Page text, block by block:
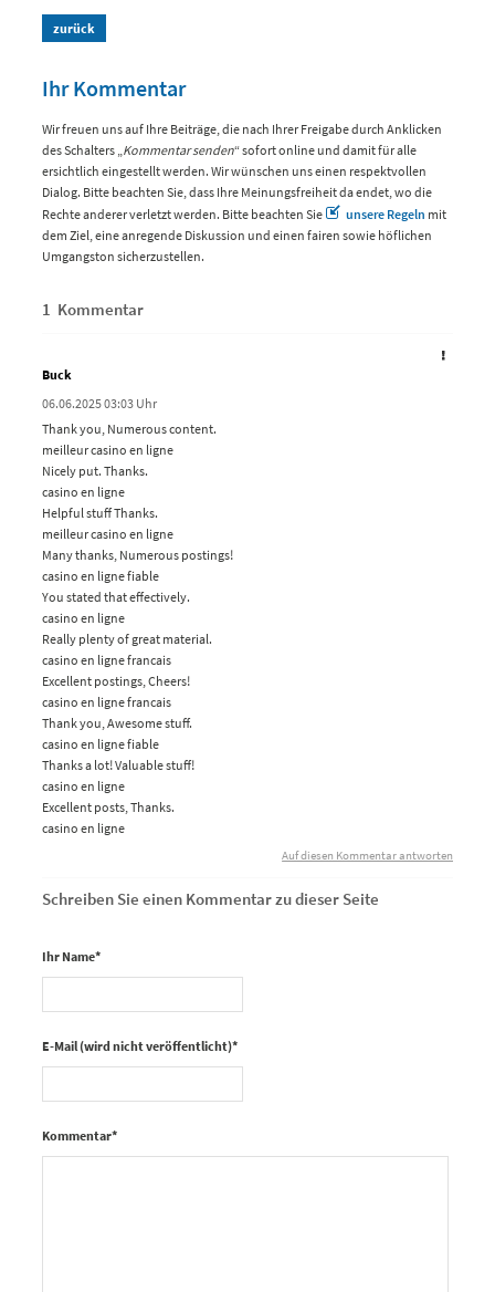
zurück
Ihr Kommentar
Wir freuen uns auf Ihre Beiträge, die nach Ihrer Freigabe durch Anklicken
des Schalters „Kommentar senden“ sofort online und damit für alle
ersichtlich eingestellt werden. Wir wünschen uns einen respektvollen
Dialog. Bitte beachten Sie, dass Ihre Meinungsfreiheit da endet, wo die
Rechte anderer verletzt werden. Bitte beachten Sie
unsere Regeln mit
dem Ziel, eine anregende Diskussion und einen fairen sowie höflichen
Umgangston sicherzustellen.
1 Kommentar
Buck
06.06.2025 03:03 Uhr
Thank you, Numerous content.
meilleur casino en ligne
Nicely put. Thanks.
casino en ligne
Helpful stuff Thanks.
meilleur casino en ligne
Many thanks, Numerous postings!
casino en ligne fiable
You stated that effectively.
casino en ligne
Really plenty of great material.
casino en ligne francais
Excellent postings, Cheers!
casino en ligne francais
Thank you, Awesome stuff.
casino en ligne fiable
Thanks a lot! Valuable stuff!
casino en ligne
Excellent posts, Thanks.
casino en ligne
Auf diesen Kommentar antworten
Schreiben Sie einen Kommentar zu dieser Seite
Ihr Name*
E-Mail (wird nicht veröffentlicht)*
Kommentar*